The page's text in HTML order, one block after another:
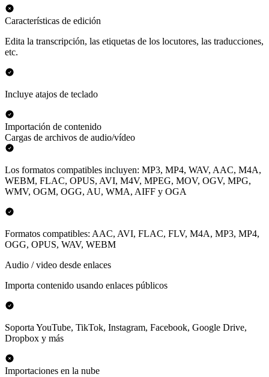
Características de edición
Edita la transcripción, las etiquetas de los locutores, las traducciones,
etc.
Incluye atajos de teclado
Importación de contenido
Cargas de archivos de audio/vídeo
Los formatos compatibles incluyen: MP3, MP4, WAV, AAC, M4A,
WEBM, FLAC, OPUS, AVI, M4V, MPEG, MOV, OGV, MPG,
WMV, OGM, OGG, AU, WMA, AIFF y OGA
Formatos compatibles: AAC, AVI, FLAC, FLV, M4A, MP3, MP4,
OGG, OPUS, WAV, WEBM
Audio / video desde enlaces
Importa contenido usando enlaces públicos
Soporta YouTube, TikTok, Instagram, Facebook, Google Drive,
Dropbox y más
Importaciones en la nube